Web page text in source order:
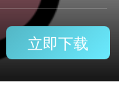
立即下载